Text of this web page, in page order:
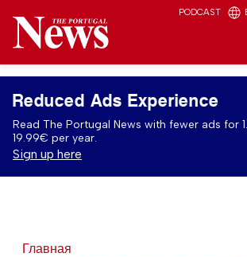
PODCAST
Reduced Ads Experience
Read The Portugal News with fewer ads for
19.99€ per year.
Sign up here
Главная